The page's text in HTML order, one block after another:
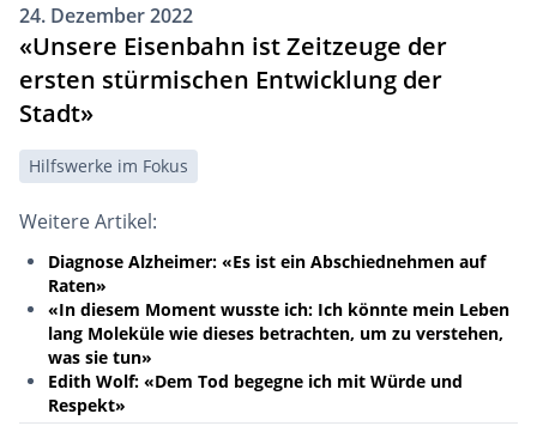
24. Dezember 2022
«Unsere Eisenbahn ist Zeitzeuge der
ersten stürmischen Entwicklung der
Stadt»
Hilfswerke im Fokus
Weitere Artikel:
Diagnose Alzheimer: «Es ist ein Abschiednehmen auf
Raten»
«In diesem Moment wusste ich: Ich könnte mein Leben
lang Moleküle wie dieses betrachten, um zu verstehen,
was sie tun»
Edith Wolf: «Dem Tod begegne ich mit Würde und
Respekt»